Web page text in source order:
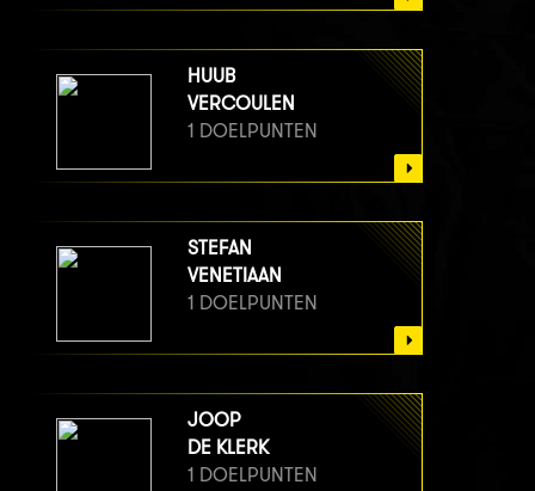
HUUB
VERCOULEN
1 DOELPUNTEN
STEFAN
VENETIAAN
1 DOELPUNTEN
JOOP
DE KLERK
1 DOELPUNTEN